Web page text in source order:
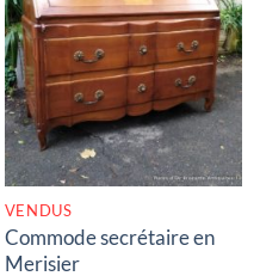
RUPTURE DE STOCK
VENDUS
Commode secrétaire en
Merisier